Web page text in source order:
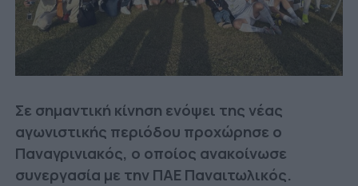
Σε σημαντική κίνηση ενόψει της νέας
αγωνιστικής περιόδου προχώρησε ο
Παναγρινιακός, ο οποίος ανακοίνωσε
συνεργασία με την ΠΑΕ Παναιτωλικός.